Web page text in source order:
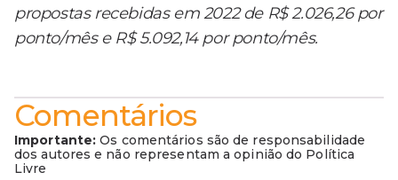
propostas recebidas em 2022 de R$ 2.026,26 por
ponto/mês e R$ 5.092,14 por ponto/mês.
Comentários
Importante: Os comentários são de responsabilidade
dos autores e não representam a opinião do Política
Livre